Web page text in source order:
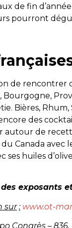
de fin
pourront
de
Bourgogne,
Bières,
des
autour de
du Canada avec
ses huiles
exposants
sur : www.ot-
Congrès –